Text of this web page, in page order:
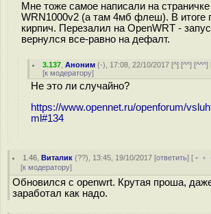
Мне тоже самое написали на
WRN1000v2 (а там 4мб флеш). В итоге
кирпич. Перезалил на OpenWRT -
вернулся все-равно на дефалт.
3.137 ,Аноним (-), 17:08, 22/10/2017 [^] [^^] [^^^]
[к модератору]
Не это ли случайно?
https://www.opennet.ru/openforum/
ml#134
1.46 ,Виталик (??), 13:45, 19/10/2017 [ответить] [
[к модератору]
Обновился с openwrt. Крутая проша,
заработал как надо.